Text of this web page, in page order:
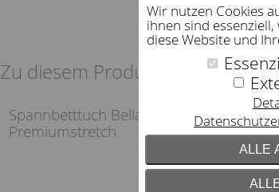
Wir nutzen Cookies
ihnen sind
diese Website und
ALLE
Zu diesem Produkt empfehlen
Spannbetttuch Bellana
Premiumstretch